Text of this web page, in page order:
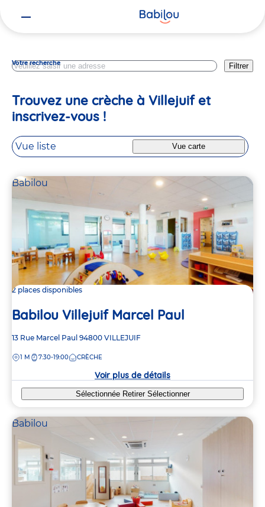
Votre recherche Filtrer
Trouvez une crèche à Villejuif et
inscrivez-vous !
Vue liste Vue carte
Babilou
2 places disponibles
Babilou Villejuif Marcel Paul
Adresse
la
13 Rue Marcel Paul 94800 VILLEJUIF
DISTANCE
1 M 7:30-19:00 CRÈCHE
Voir plus de détails
Sélectionnée Retirer Sélectionner
Babilou